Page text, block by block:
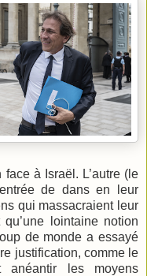
à Israël. L’autre (le
de dans en leur
qui massacraient leur
lointaine notion
de monde a essayé
justification, comme le
anéantir les moyens